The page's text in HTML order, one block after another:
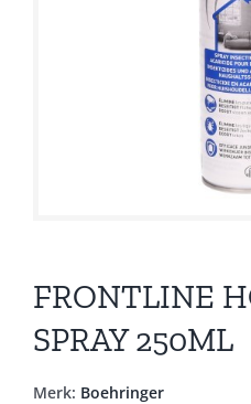
FRONTLINE
SPRAY 250ML
Merk: Boehringer